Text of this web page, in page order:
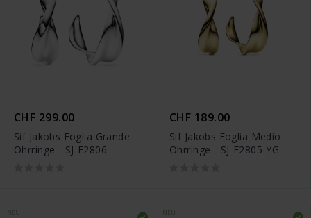
CHF 299.00
Sif Jakobs Foglia Grande
Ohrringe - SJ-E2806
CHF 189.00
Sif Jakobs Foglia Medio
Ohrringe - SJ-E2805-YG